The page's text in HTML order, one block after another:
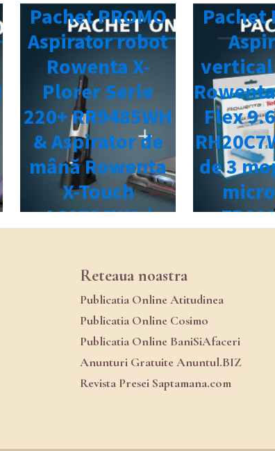
Reteaua noastra
Publicatia Online Atitudinea
Publicatia Online Cosimo
Publicatia Online BaniSiAfaceri
Anunturi Gratuite Anuntul.BIZ
Revista Presei Saptamana.com